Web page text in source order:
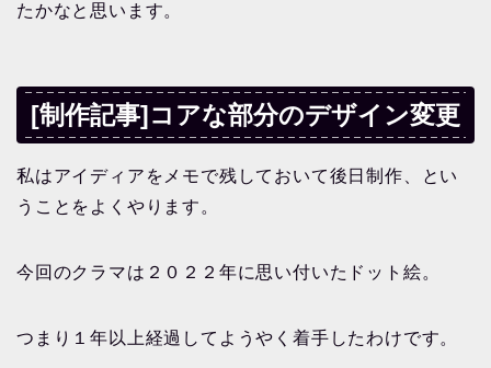
たかなと思います。
[制作記事]コアな部分のデザイン変更
私はアイディアをメモで残しておいて後日制作、とい
うことをよくやります。
今回のクラマは２０２２年に思い付いたドット絵。
つまり１年以上経過してようやく着手したわけです。